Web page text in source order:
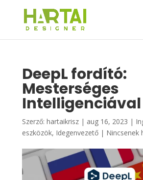
DeepL fordító:
Mesterséges
Intelligenciával
Szerző: hartaikrisz| aug 16, 2023 |
eszközök, Idegenvezető| Nincsenek